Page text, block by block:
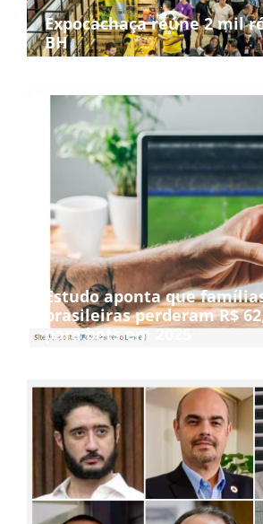
Expocachaça reúne 2 mil
BH
Estudo aponta que
brasileiras perderam R$
para bets em 2025